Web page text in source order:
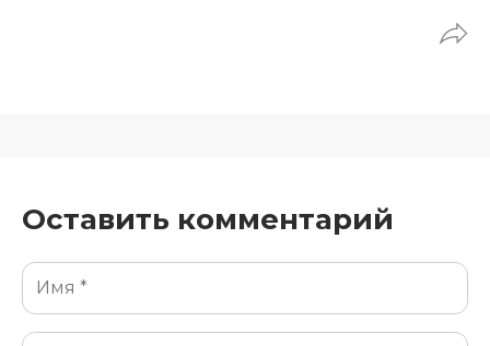
Оставить комментарий